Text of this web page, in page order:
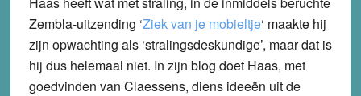
Zembla-uitzending ‘Ziek van je mobieltje‘ maakte hij
zijn opwachting als ‘stralingsdeskundige’, maar dat is
hij dus helemaal niet. In zijn blog doet Haas, met
goedvinden van Claessens, diens ideeën uit de